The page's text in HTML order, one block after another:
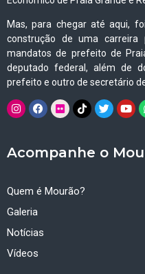
Mas, para chegar até aqui,
construção de uma carreira
mandatos de prefeito de
deputado federal, além de
prefeito e outro de secretário
Acompanhe o
Quem é Mourão?
Galeria
Notícias
Vídeos